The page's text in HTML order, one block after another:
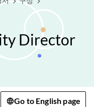
Director
Go to English page